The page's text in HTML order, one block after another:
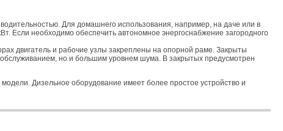
Для домашнего использования, например, на даче или в
Если необходимо обеспечить автономное энергоснабжение загородного
двигатель и рабочие узлы закреплены на опорной раме. Закрыты
но и большим уровнем шума. В закрытых предусмотрен
Дизельное оборудование имеет более простое устройство и